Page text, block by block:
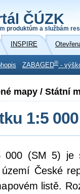
ČÚZK
produktům a službám
INSPIRE
ZABAGED® -
mapy / Státní
1:5 000
(SM 5) je
České
listě.